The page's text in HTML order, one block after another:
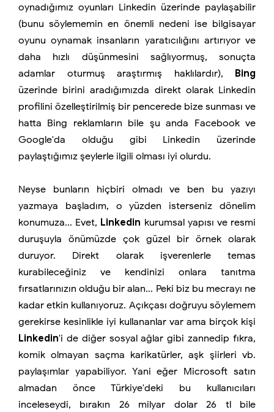
oynadığımız oyunları Linkedin üzerinde paylaşabilir
(bunu söylememin en önemli nedeni ise bilgisayar
oyunu oynamak insanların yaratıcılığını artırıyor ve
daha hızlı düşünmesini sağlıyormuş, sonuçta
adamlar oturmuş araştırmış haklılardır), Bing
üzerinde birini aradığımızda direkt olarak Linkedin
profilini özelleştirilmiş bir pencerede bize sunması ve
hatta Bing reklamların bile şu anda Facebook ve
Google'da olduğu gibi Linkedin üzerinde
paylaştığımız şeylerle ilgili olması iyi olurdu.
Neyse bunların hiçbiri olmadı ve ben bu yazıyı
yazmaya başladım, o yüzden isterseniz dönelim
konumuza... Evet, Linkedin kurumsal yapısı ve resmi
duruşuyla önümüzde çok güzel bir örnek olarak
duruyor. Direkt olarak işverenlerle temas
kurabileceğiniz ve kendinizi onlara tanıtma
fırsatlarınızın olduğu bir alan... Peki biz bu mecrayı ne
kadar etkin kullanıyoruz. Açıkçası doğruyu söylemem
gerekirse kesinlikle iyi kullananlar var ama birçok kişi
Linkedin'i de diğer sosyal ağlar gibi zannedip fıkra,
komik olmayan saçma karikatürler, aşk şiirleri vb.
paylaşımlar yapabiliyor. Yani eğer Microsoft satın
almadan önce Türkiye'deki bu kullanıcıları
inceleseydi, bırakın 26 milyar dolar 26 tl bile